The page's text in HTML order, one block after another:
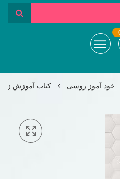
خود آموز روسی کتاب آموزش